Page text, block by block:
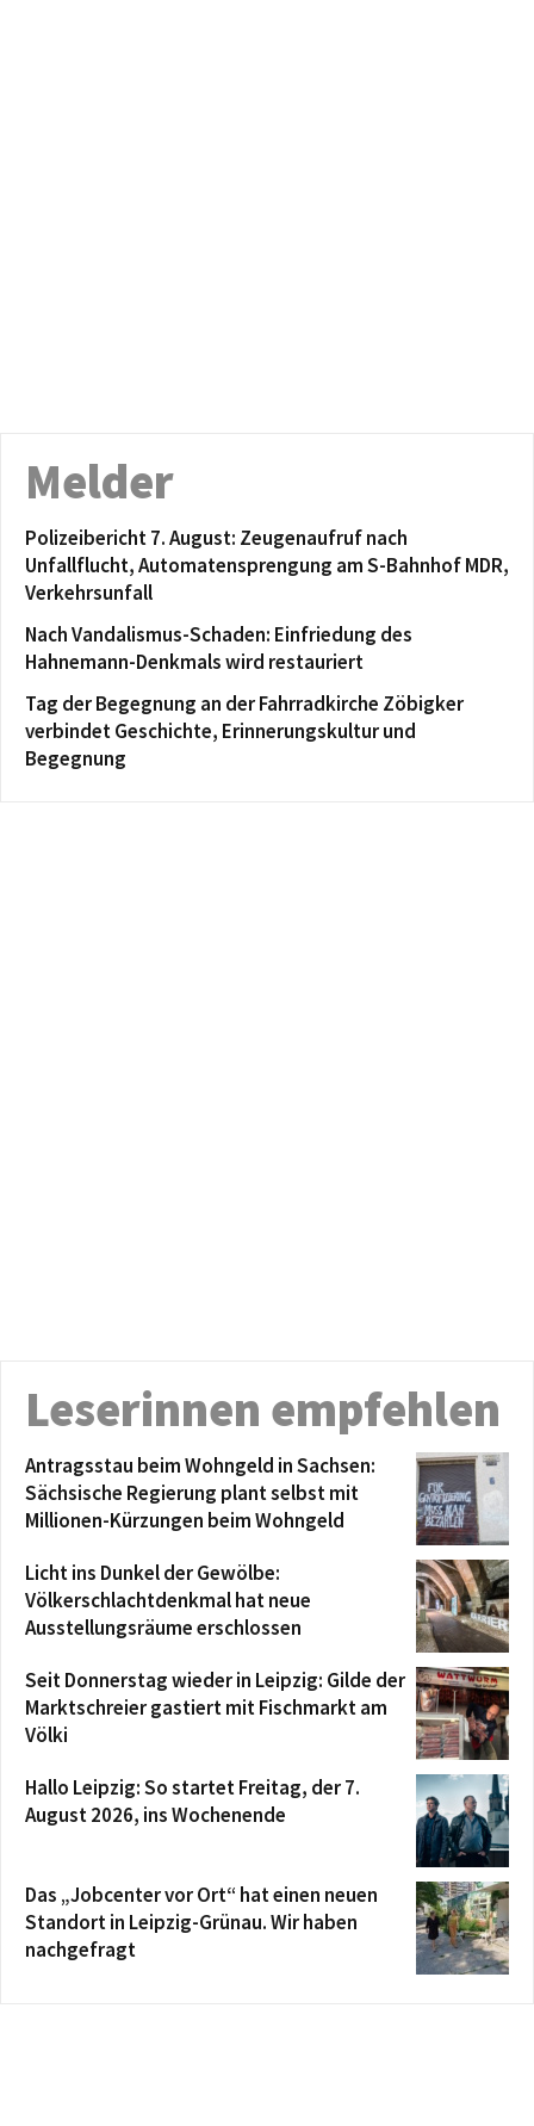
Melder
Polizeibericht 7. August: Zeugenaufruf nach
Unfallflucht, Automatensprengung am S-Bahnhof MDR,
Verkehrsunfall
Nach Vandalismus-Schaden: Einfriedung des
Hahnemann-Denkmals wird restauriert
Tag der Begegnung an der Fahrradkirche Zöbigker
verbindet Geschichte, Erinnerungskultur und
Begegnung
Leserinnen empfehlen
Antragsstau beim Wohngeld in Sachsen:
Sächsische Regierung plant selbst mit
Millionen-Kürzungen beim Wohngeld
Licht ins Dunkel der Gewölbe:
Völkerschlachtdenkmal hat neue
Ausstellungsräume erschlossen
Seit Donnerstag wieder in Leipzig: Gilde der
Marktschreier gastiert mit Fischmarkt am
Völki
Hallo Leipzig: So startet Freitag, der 7.
August 2026, ins Wochenende
Das „Jobcenter vor Ort“ hat einen neuen
Standort in Leipzig-Grünau. Wir haben
nachgefragt